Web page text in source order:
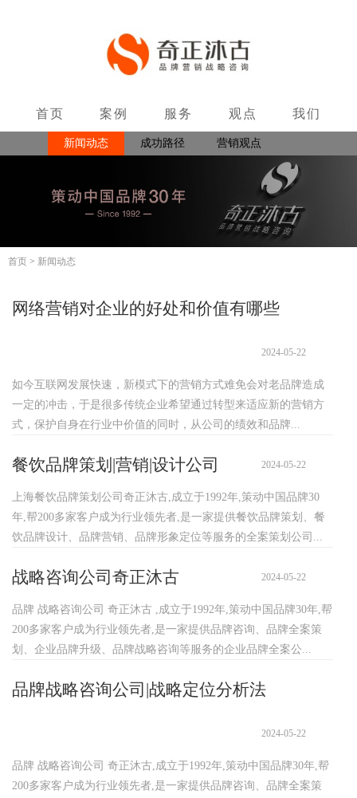
首页 案例 服务 观点 我们
联系新闻动态 成功路径
营销观点
首页 > 新闻动态
网络营销对企业的好处和价值有哪些
2024-05-22
如今互联网发展快速，新模式下的营销方式难免会对老品牌造成
一定的冲击，于是很多传统企业希望通过转型来适应新的营销方
式，保护自身在行业中价值的同时，从公司的绩效和品牌...
餐饮品牌策划|营销|设计公司 2024-05-22
上海餐饮品牌策划公司奇正沐古,成立于1992年,策动中国品牌30
年,帮200多家客户成为行业领先者,是一家提供餐饮品牌策划、餐
饮品牌设计、品牌营销、品牌形象定位等服务的全案策划公司...
战略咨询公司奇正沐古 2024-05-22
品牌 战略咨询公司 奇正沐古 ,成立于1992年,策动中国品牌30年,帮
200多家客户成为行业领先者,是一家提供品牌咨询、品牌全案策
划、企业品牌升级、品牌战略咨询等服务的企业品牌全案公...
品牌战略咨询公司|战略定位分析法
2024-05-22
品牌 战略咨询公司 奇正沐古,成立于1992年,策动中国品牌30年,帮
200多家客户成为行业领先者,是一家提供品牌咨询、品牌全案策